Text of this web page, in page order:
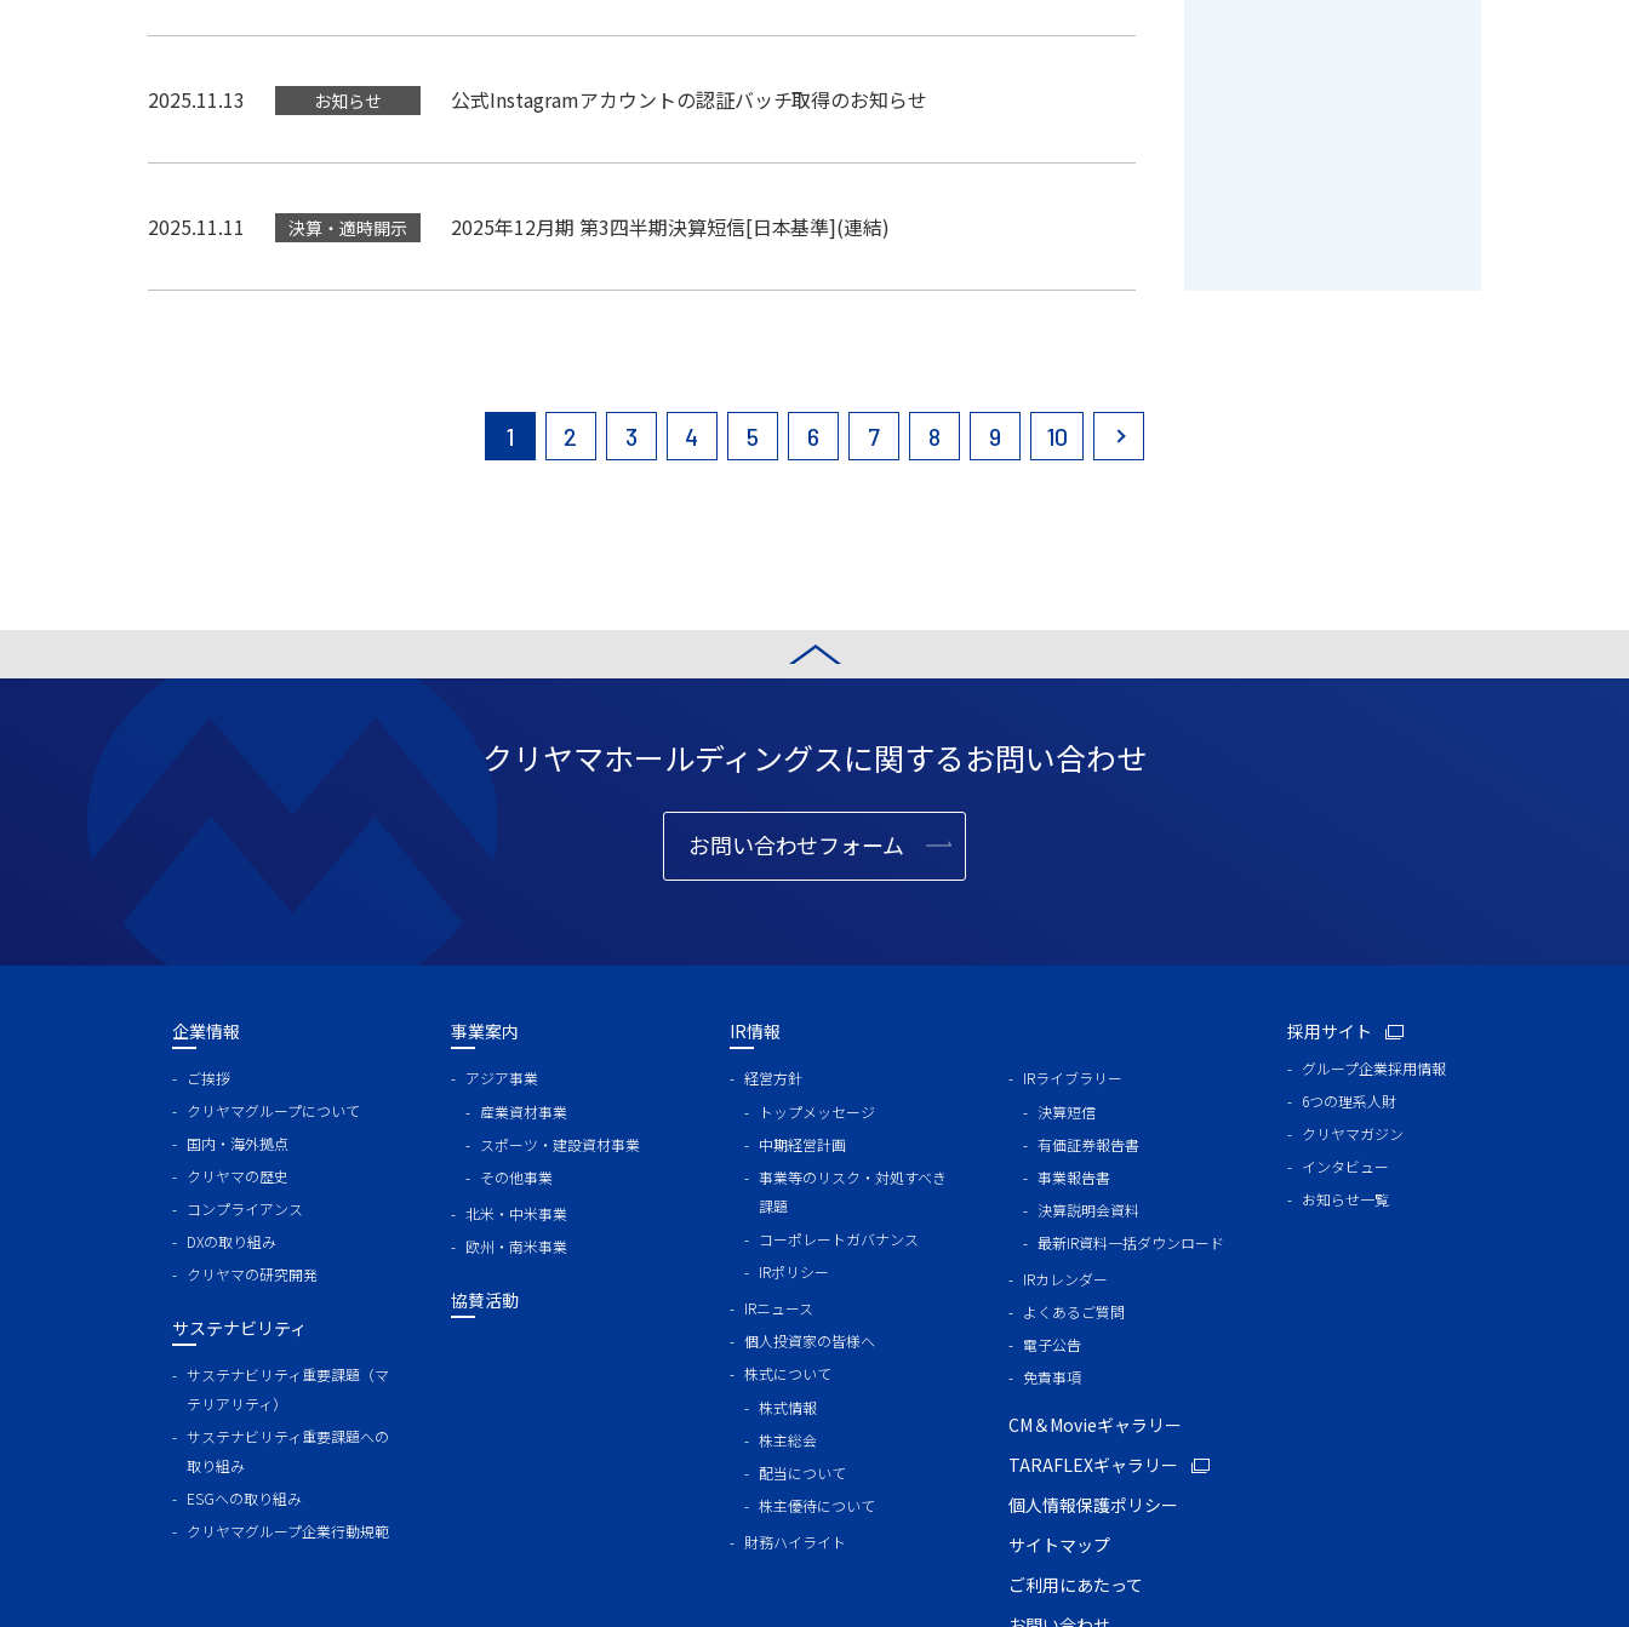
2025.11.13 お知らせ 公式Instagramアカウントの認証バッチ取得のお知らせ
2025.11.11 決算・適時開示 2025年12月期 第3四半期決算短信[日本基準](連結)
1 2 3 4 5 6 7 8 9 10
クリヤマホールディングスに関するお問い合わせ
お問い合わせフォーム
企業情報
ご挨拶
クリヤマグループについて
国内・海外拠点
クリヤマの歴史
コンプライアンス
DXの取り組み
クリヤマの研究開発
サステナビリティ
サステナビリティ重要課題（マ
テリアリティ）
サステナビリティ重要課題への
取り組み
ESGへの取り組み
クリヤマグループ企業行動規範
事業案内
アジア事業
産業資材事業
スポーツ・建設資材事業
その他事業
北米・中米事業
欧州・南米事業
協賛活動
IR情報
経営方針
トップメッセージ
中期経営計画
事業等のリスク・対処すべき
課題
コーポレートガバナンス
IRポリシー
IRニュース
個人投資家の皆様へ
株式について
株式情報
株主総会
配当について
株主優待について
財務ハイライト
IRライブラリー
決算短信
有価証券報告書
事業報告書
決算説明会資料
最新IR資料一括ダウンロード
IRカレンダー
よくあるご質問
電子公告
免責事項
CM＆Movieギャラリー
TARAFLEXギャラリー
個人情報保護ポリシー
サイトマップ
ご利用にあたって
採用サイト
グループ企業採用情報
6つの理系人財
クリヤマガジン
インタビュー
お知らせ一覧